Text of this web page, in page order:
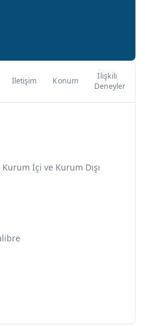
İletişim Konum
İlişkili
Deneyler
Kurum İçi ve Kurum Dışı